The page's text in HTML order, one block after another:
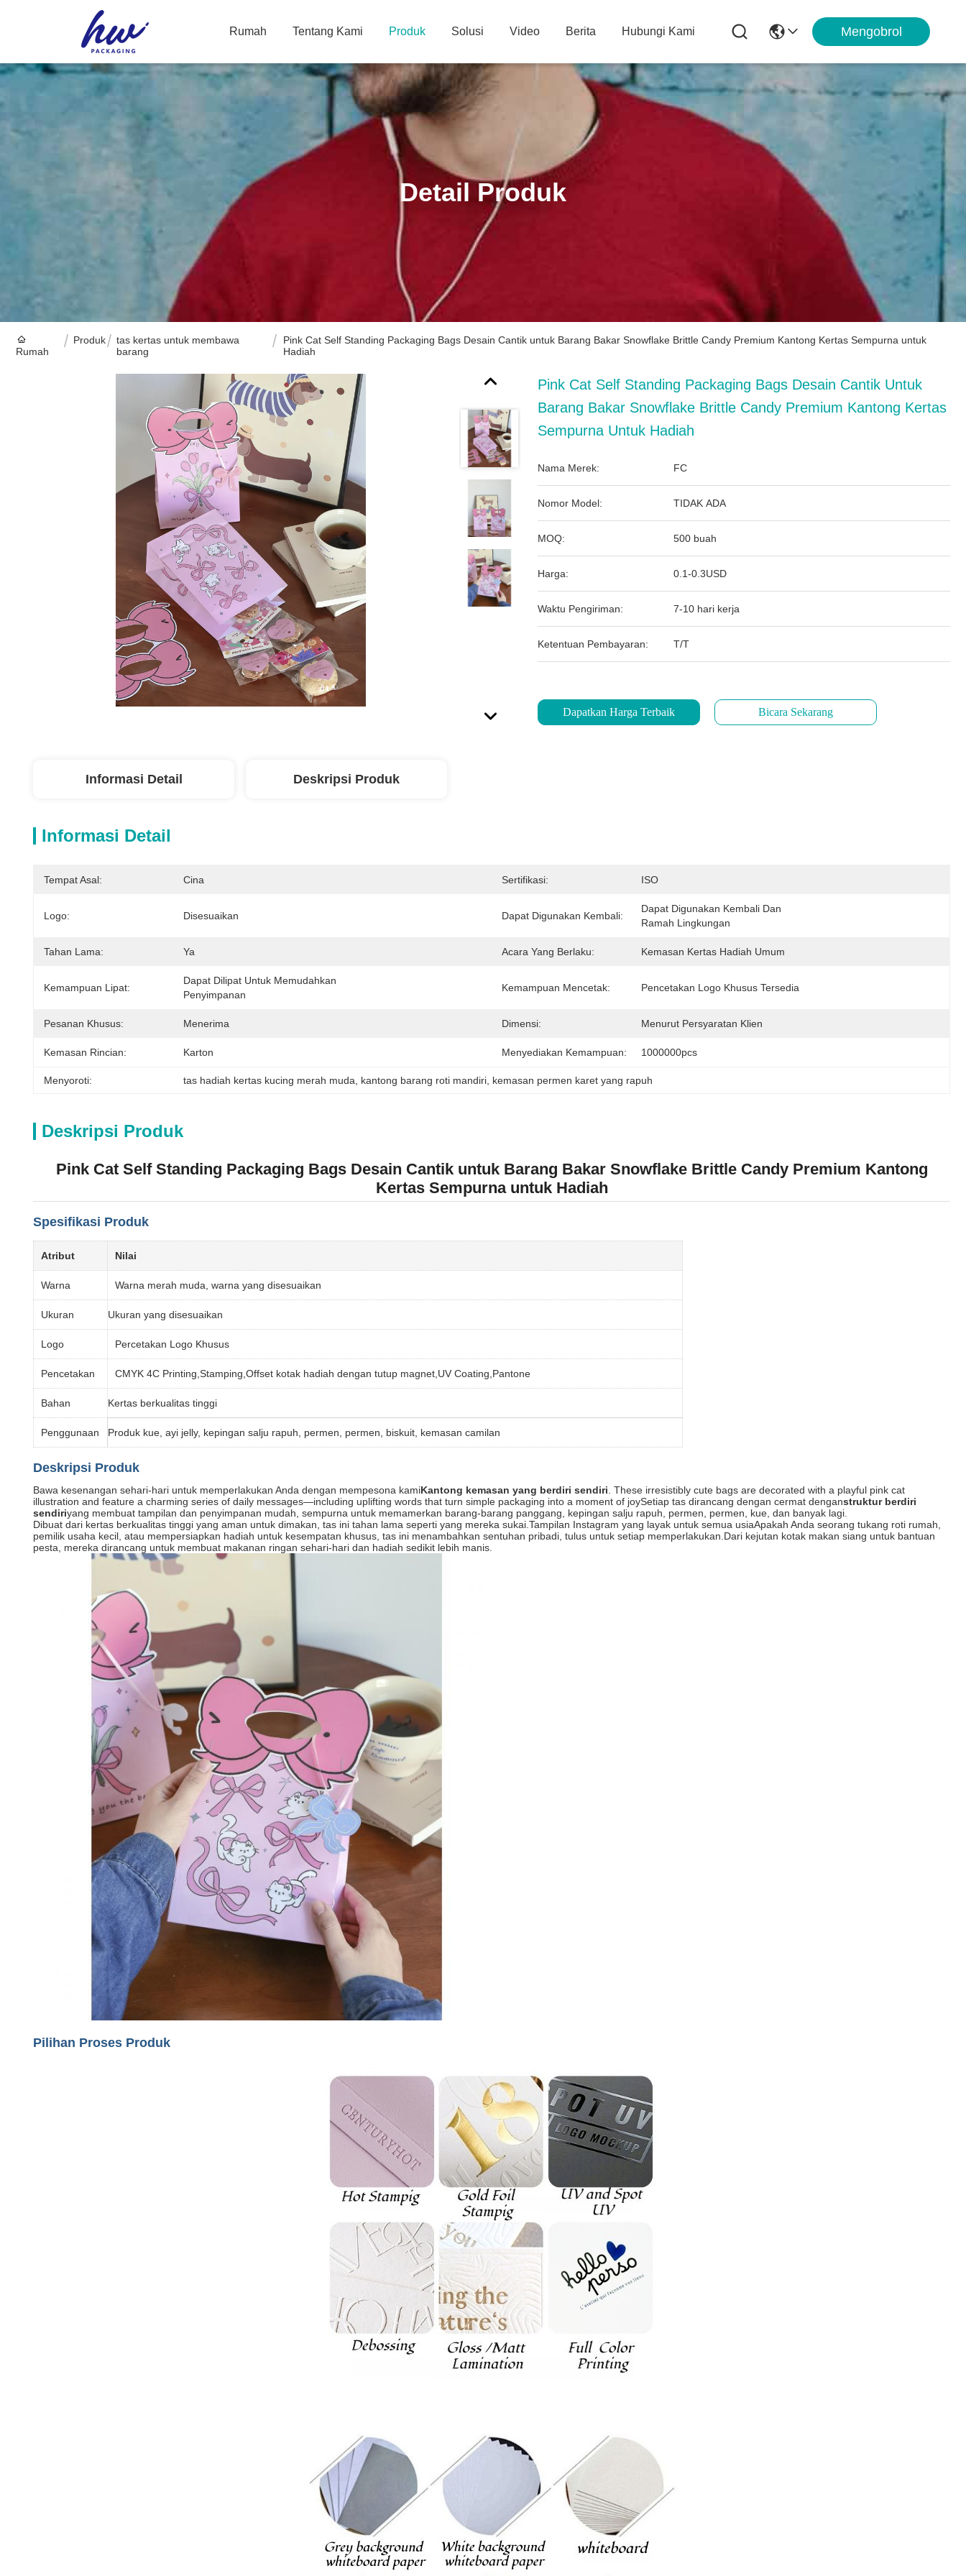
Rumah Tentang Kami Produk Solusi Video Berita Hubungi Kami Mengobrol
Detail Produk
Rumah
Produk
tas kertas untuk membawa
barang
Pink Cat Self Standing Packaging Bags Desain Cantik untuk Barang Bakar Snowflake Brittle Candy Premium Kantong Kertas Sempurna untuk
Hadiah
Pink Cat Self Standing Packaging Bags Desain Cantik Untuk
Barang Bakar Snowflake Brittle Candy Premium Kantong Kertas
Sempurna Untuk Hadiah
Nama Merek: FC
Nomor Model: TIDAK ADA
MOQ: 500 buah
Harga: 0.1-0.3USD
Waktu Pengiriman: 7-10 hari kerja
Ketentuan Pembayaran: T/T
Dapatkan Harga Terbaik Bicara Sekarang
Informasi Detail Deskripsi Produk
Informasi Detail
Tempat Asal: Cina Sertifikasi: ISO
Logo: Disesuaikan Dapat Digunakan Kembali:
Dapat Digunakan Kembali Dan
Ramah Lingkungan
Tahan Lama: Ya Acara Yang Berlaku: Kemasan Kertas Hadiah Umum
Kemampuan Lipat:
Dapat Dilipat Untuk Memudahkan
Penyimpanan
Kemampuan Mencetak: Pencetakan Logo Khusus Tersedia
Pesanan Khusus: Menerima Dimensi: Menurut Persyaratan Klien
Kemasan Rincian: Karton Menyediakan Kemampuan: 1000000pcs
Menyoroti: tas hadiah kertas kucing merah muda kantong barang roti mandiri kemasan permen karet yang rapuh
Deskripsi Produk
Pink Cat Self Standing Packaging Bags Desain Cantik untuk Barang Bakar Snowflake Brittle Candy Premium Kantong
Kertas Sempurna untuk Hadiah
Spesifikasi Produk
Atribut Nilai
Warna Warna merah muda, warna yang disesuaikan
Ukuran Ukuran yang disesuaikan
Logo Percetakan Logo Khusus
Pencetakan CMYK 4C Printing,Stamping,Offset kotak hadiah dengan tutup magnet,UV Coating,Pantone
Bahan Kertas berkualitas tinggi
Penggunaan Produk kue, ayi jelly, kepingan salju rapuh, permen, permen, biskuit, kemasan camilan
Deskripsi Produk
Bawa kesenangan sehari-hari untuk memperlakukan Anda dengan mempesona kamiKantong kemasan yang berdiri sendiri . These irresistibly cute bags are decorated with a playful pink cat
illustration and feature a charming series of daily messages—including uplifting words that turn simple packaging into a moment of joySetiap tas dirancang dengan cermat denganstruktur berdiri
sendiriyang membuat tampilan dan penyimpanan mudah, sempurna untuk memamerkan barang-barang panggang, kepingan salju rapuh, permen, permen, kue, dan banyak lagi.
Dibuat dari kertas berkualitas tinggi yang aman untuk dimakan, tas ini tahan lama seperti yang mereka sukai.Tampilan Instagram yang layak untuk semua usiaApakah Anda seorang tukang roti rumah,
pemilik usaha kecil, atau mempersiapkan hadiah untuk kesempatan khusus, tas ini menambahkan sentuhan pribadi, tulus untuk setiap memperlakukan.Dari kejutan kotak makan siang untuk bantuan
pesta, mereka dirancang untuk membuat makanan ringan sehari-hari dan hadiah sedikit lebih manis.
Pilihan Proses Produk